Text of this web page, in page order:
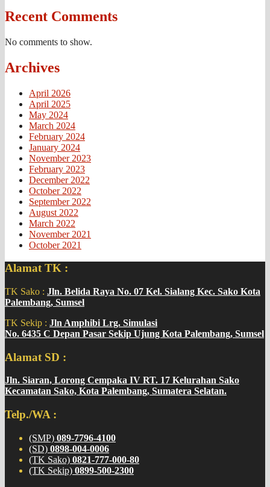
Recent Comments
No comments to show.
Archives
April 2026
April 2025
May 2024
March 2024
February 2024
January 2024
November 2023
February 2023
December 2022
October 2022
September 2022
August 2022
March 2022
November 2021
October 2021
Alamat TK :
TK Sako : Jln. Belida Raya No. 07 Kel. Sialang Kec. Sako Kota
Palembang, Sumsel
TK Sekip : Jln Amphibi Lrg. Simulasi
No. 6435 C Depan Pasar Sekip Ujung Kota Palembang, Sumsel
Alamat SD :
Jln. Siaran, Lorong Cempaka IV RT. 17 Kelurahan Sako
Kecamatan Sako, Kota Palembang, Sumatera Selatan.
Telp./WA :
(SMP) 089-7796-4100
(SD) 0898-004-0006
(TK Sako) 0821-777-000-80
(TK Sekip) 0899-500-2300